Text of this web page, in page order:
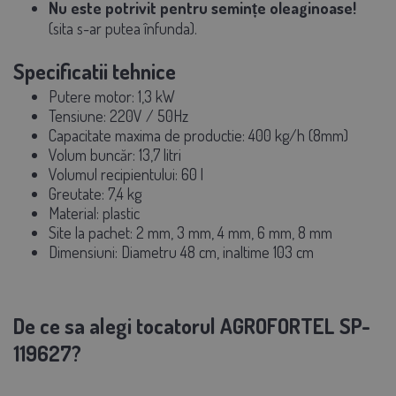
Nu este potrivit pentru semințe oleaginoase!
(sita s-ar putea înfunda).
Specificatii tehnice
Putere motor: 1,3 kW
Tensiune: 220V / 50Hz
Capacitate maxima de productie: 400 kg/h (8mm)
Volum buncăr: 13,7 litri
Volumul recipientului: 60 l
Greutate: 7,4 kg
Material: plastic
Site la pachet: 2 mm, 3 mm, 4 mm, 6 mm, 8 mm
Dimensiuni: Diametru 48 cm, inaltime 103 cm
De ce sa alegi tocatorul AGROFORTEL SP-
119627?